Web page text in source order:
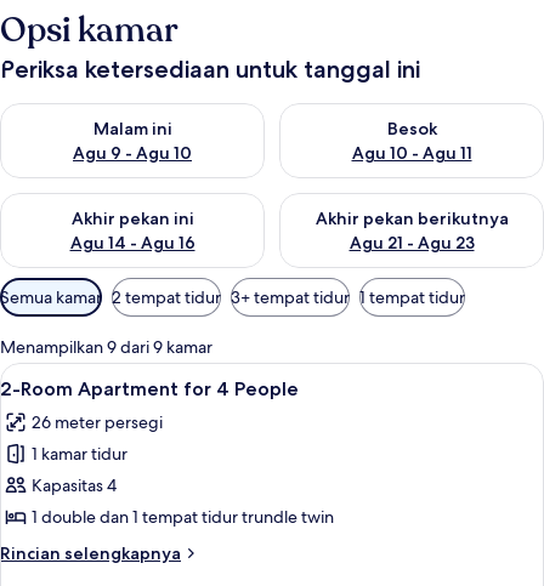
Opsi kamar
Periksa ketersediaan untuk tanggal ini
Malam ini
Agu 9 - Agu 10
Periksa ketersediaan untuk malam ini Agu 9 - Agu 10
Besok
Agu 10 - Agu 11
Periksa ketersediaan untuk
Akhir pekan ini
Agu 14 - Agu 16
Periksa ketersediaan untuk akhir pekan ini Agu 14 - Agu 16
Akhir pekan berikutnya
Agu 21 - Agu 23
Periksa ketersediaan untuk
Filter
tersedia
untuk
kamar
Semua kamar 2 tempat tidur 3+ tempat tidur 1 tempat tidur
Menampilkan 9 dari 9 kamar
Lihat
semua
foto
untuk
2-
Room
Apartment
for
Televisi 40-inci dengan saluran TV
1
2-Room Apartment for 4 People
26 meter persegi
1 kamar tidur
Kapasitas 4
1 double dan 1 tempat tidur trundle twin
Rincian selengkapnya
Rincian